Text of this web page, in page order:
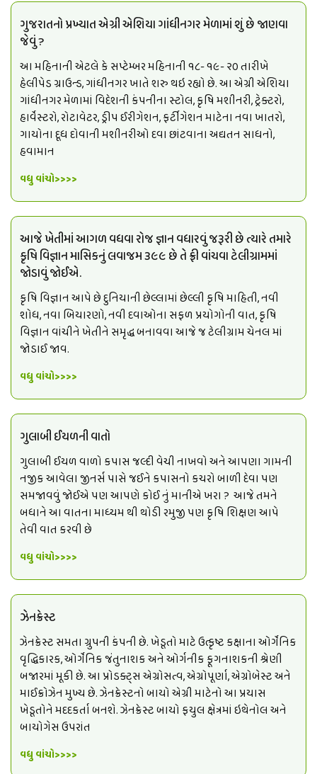
ગુજરાતનો પ્રખ્યાત એગ્રી એશિયા ગાંધીનગર મેળામાં શું છે જાણવા
જેવું ?
આ મહિનાની એટલે કે સપ્ટેમ્બર મહિનાની ૧૮- ૧૯- ૨૦ તારીખે
હેલીપેડ ગ્રાઉન્ડ, ગાંધીનગર ખાતે શરુ થઇ રહ્યો છે. આ એગ્રી એશિયા
ગાંધીનગર મેળામાં વિદેશની કંપનીના સ્ટોલ, કૃષિ મશીનરી, ટ્રેક્ટરો,
હાર્વેસ્ટરો, રોટાવેટર, ડ્રીપ ઈરીગેશન, ફર્ટીગેશન માટેના નવા ખાતરો,
ગાયોના દૂધ દોવાની મશીનરીઓ દવા છાંટવાના અદ્યતન સાધનો,
હવામાન
વધુ વાંચો>>>>
આજે ખેતીમાં આગળ વધવા રોજ જ્ઞાન વધારવું જરૂરી છે ત્યારે તમારે
કૃષિ વિજ્ઞાન માસિકનું લવાજમ ૩૯૯ છે તે ફ્રી વાંચવા ટેલીગ્રામમાં
જોડાવું જોઈએ.
કૃષિ વિજ્ઞાન આપે છે દુનિયાની છેલ્લામાં છેલ્લી કૃષિ માહિતી, નવી
શોધ, નવા બિયારણો, નવી દવાઓના સફળ પ્રયોગોની વાત, કૃષિ
વિજ્ઞાન વાંચીને ખેતીને સમૃદ્ધ બનાવવા આજે જ ટેલીગ્રામ ચેનલ માં
જોડાઈ જાવ.
વધુ વાંચો>>>>
ગુલાબી ઈયળની વાતો
ગુલાબી ઈયળ વાળો કપાસ જલ્દી વેચી નાખવો અને આપણા ગામની
નજીક આવેલા જીનર્સ પાસે જઈને કપાસનો કચરો બાળી દેવા પણ
સમજાવવું જોઈએ પણ આપણે કોઈ નું માનીએ ખરા ? આજે તમને
બધાને આ વાતના માધ્યમ થી થોડી રમુજી પણ કૃષિ શિક્ષણ આપે
તેવી વાત કરવી છે
વધુ વાંચો>>>>
ઝેનક્રેસ્ટ
ઝેનક્રેસ્ટ સમતા ગ્રુપની કંપની છે. ખેડૂતો માટે ઉત્કૃષ્ટ કક્ષાના ઓર્ગેનિક
વૃદ્ધિકારક, ઓર્ગેનિક જંતુનાશક અને ઓર્ગનીક ફૂગનાશકની શ્રેણી
બજારમાં મૂકી છે. આ પ્રોડક્ટ્સ એગ્રોસત્વ, એગ્રોપૂર્ણા, એગ્રોબેસ્ટ અને
માઈક્રોઝેન મુખ્ય છે. ઝેનક્રેસ્ટનો બાયો એગ્રી માટેનો આ પ્રયાસ
ખેડૂતોને મદદકર્તા બનશે. ઝેનક્રેસ્ટ બાયો ફયુલ ક્ષેત્રમાં ઇથેનોલ અને
બાયોગેસ ઉપરાંત
વધુ વાંચો>>>>